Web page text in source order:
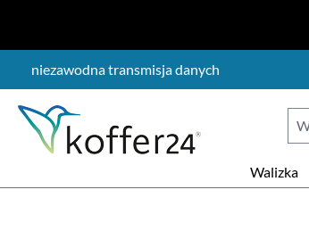
niezawodna transmisja danych
Walizka